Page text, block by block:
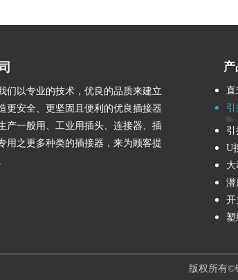
们以专业的技术，优良的品质来建立
更安全、更坚固且便利的优良插接器
产一般用、工业用插头、连接器、插
用之更多种类的插接器，来为顾客提
产
直
U
潜
开
塑
版权所有©